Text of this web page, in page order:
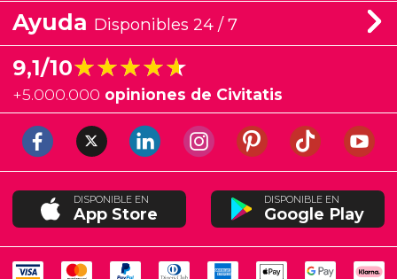
Ayuda Disponibles 24 / 7
9,1/10★★★★★
★★★★★
+5.000.000 opiniones de Civitatis
DISPONIBLE EN
App Store
DISPONIBLE EN
Google Play